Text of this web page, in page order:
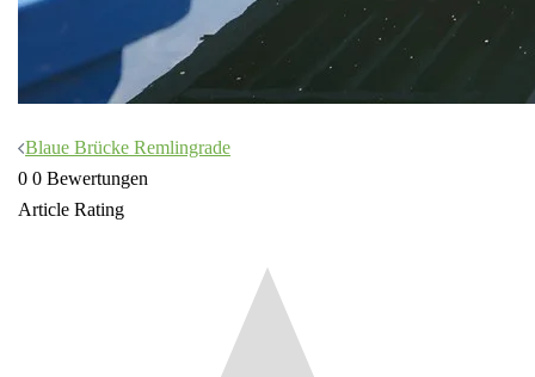
Beitragsnavigation
Blaue Brücke Remlingrade
0 0 Bewertungen
Article Rating